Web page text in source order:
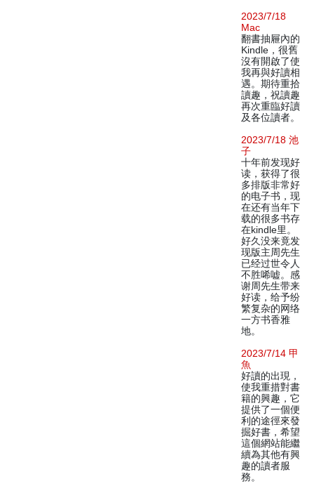
2023/7/18
Mac
翻書抽屜內的
Kindle，很舊
沒有開啟了使
我再與好讀相
遇。期待重拾
讀趣，祝讀趣
再次重臨好讀
及各位讀者。
2023/7/18 池
子
十年前发现好
读，获得了很
多排版非常好
的电子书，现
在还有当年下
载的很多书存
在kindle里。
好久没来竟发
现版主周先生
已经过世令人
不胜唏嘘。感
谢周先生带来
好读，给予纷
繁复杂的网络
一方书香雅
地。
2023/7/14 甲
魚
好讀的出現，
使我重措對書
籍的興趣，它
提供了一個便
利的途徑來發
掘好書，希望
這個網站能繼
續為其他有興
趣的讀者服
務。